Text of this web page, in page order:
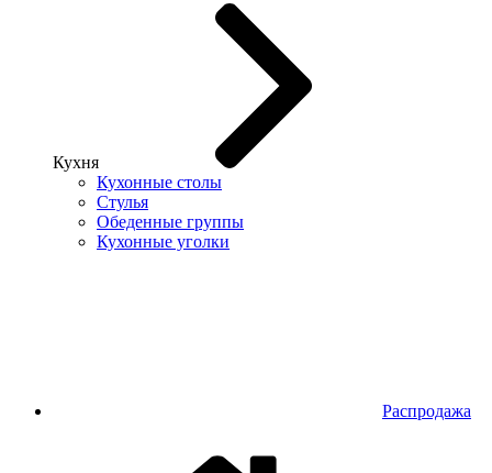
Кухня
Кухонные столы
Стулья
Обеденные группы
Кухонные уголки
Распродажа